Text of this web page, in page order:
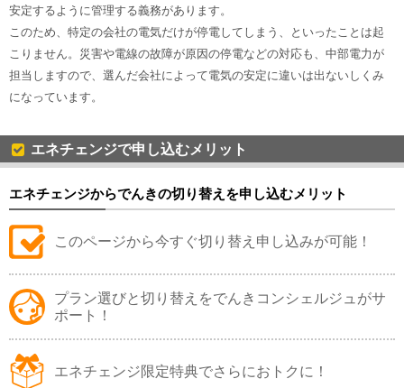
安定するように管理する義務があります。
このため、特定の会社の電気だけが停電してしまう、といったことは起
こりません。災害や電線の故障が原因の停電などの対応も、中部電力が
担当しますので、選んだ会社によって電気の安定に違いは出ないしくみ
になっています。
エネチェンジで申し込むメリット
エネチェンジからでんきの切り替えを申し込むメリット
このページから今すぐ切り替え申し込みが可能！
プラン選びと切り替えをでんきコンシェルジュがサ
ポート！
エネチェンジ限定特典でさらにおトクに！